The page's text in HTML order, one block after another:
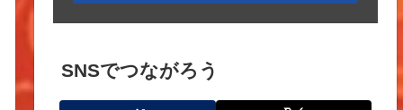
SNSでつながろう